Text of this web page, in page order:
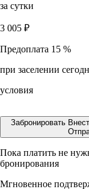
за сутки
3 005 ₽
Предоплата 15 %
при заселении
условия
Забронировать
Пока платить не
бронирования
Мгновенное